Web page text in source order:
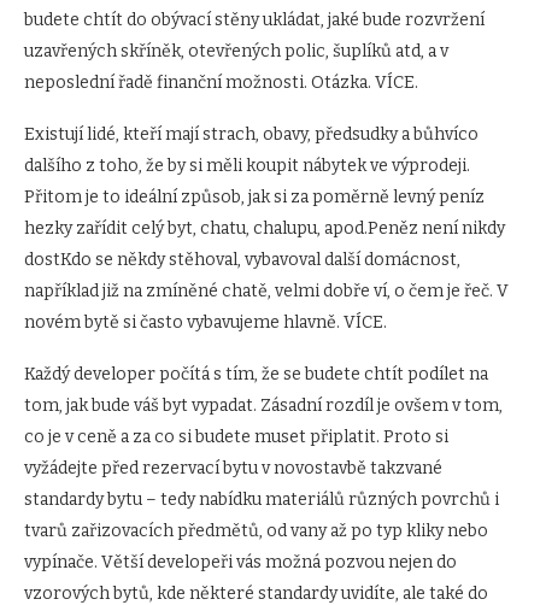
budete chtít do obývací stěny ukládat, jaké bude rozvržení
uzavřených skříněk, otevřených polic, šuplíků atd, a v
neposlední řadě finanční možnosti. Otázka. VÍCE.
Existují lidé, kteří mají strach, obavy, předsudky a bůhvíco
dalšího z toho, že by si měli koupit nábytek ve výprodeji.
Přitom je to ideální způsob, jak si za poměrně levný peníz
hezky zařídit celý byt, chatu, chalupu, apod.Peněz není nikdy
dostKdo se někdy stěhoval, vybavoval další domácnost,
například již na zmíněné chatě, velmi dobře ví, o čem je řeč. V
novém bytě si často vybavujeme hlavně. VÍCE.
Každý developer počítá s tím, že se budete chtít podílet na
tom, jak bude váš byt vypadat. Zásadní rozdíl je ovšem v tom,
co je v ceně a za co si budete muset připlatit. Proto si
vyžádejte před rezervací bytu v novostavbě takzvané
standardy bytu – tedy nabídku materiálů různých povrchů i
tvarů zařizovacích předmětů, od vany až po typ kliky nebo
vypínače. Větší developeři vás možná pozvou nejen do
vzorových bytů, kde některé standardy uvidíte, ale také do